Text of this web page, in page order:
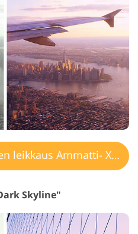
leikkaus Ammatti- X LUT
Skyline"